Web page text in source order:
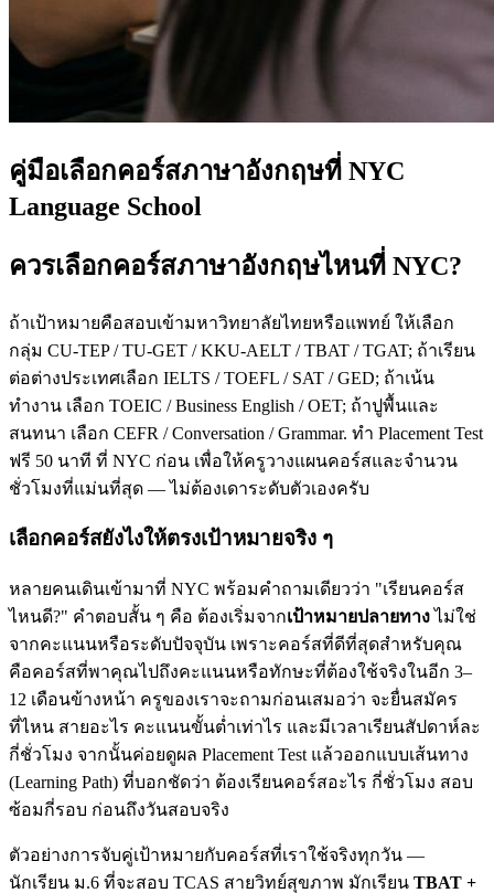
คู่มือเลือกคอร์สภาษาอังกฤษที่ NYC
Language School
ควรเลือกคอร์สภาษาอังกฤษไหนที่ NYC?
ถ้าเป้าหมายคือสอบเข้ามหาวิทยาลัยไทยหรือแพทย์ ให้เลือก
กลุ่ม CU-TEP / TU-GET / KKU-AELT / TBAT / TGAT; ถ้าเรียน
ต่อต่างประเทศเลือก IELTS / TOEFL / SAT / GED; ถ้าเน้น
ทำงาน เลือก TOEIC / Business English / OET; ถ้าปูพื้นและ
สนทนา เลือก CEFR / Conversation / Grammar. ทำ Placement Test
ฟรี 50 นาที ที่ NYC ก่อน เพื่อให้ครูวางแผนคอร์สและจำนวน
ชั่วโมงที่แม่นที่สุด — ไม่ต้องเดาระดับตัวเองครับ
เลือกคอร์สยังไงให้ตรงเป้าหมายจริง ๆ
หลายคนเดินเข้ามาที่ NYC พร้อมคำถามเดียวว่า "เรียนคอร์ส
ไหนดี?" คำตอบสั้น ๆ คือ ต้องเริ่มจากเป้าหมายปลายทางไม่ใช่
จากคะแนนหรือระดับปัจจุบัน เพราะคอร์สที่ดีที่สุดสำหรับคุณ
คือคอร์สที่พาคุณไปถึงคะแนนหรือทักษะที่ต้องใช้จริงในอีก 3–
12 เดือนข้างหน้า ครูของเราจะถามก่อนเสมอว่า จะยื่นสมัคร
ที่ไหน สายอะไร คะแนนขั้นต่ำเท่าไร และมีเวลาเรียนสัปดาห์ละ
กี่ชั่วโมง จากนั้นค่อยดูผล Placement Test แล้วออกแบบเส้นทาง
(Learning Path) ที่บอกชัดว่า ต้องเรียนคอร์สอะไร กี่ชั่วโมง สอบ
ซ้อมกี่รอบ ก่อนถึงวันสอบจริง
ตัวอย่างการจับคู่เป้าหมายกับคอร์สที่เราใช้จริงทุกวัน —
นักเรียน ม.6 ที่จะสอบ TCAS สายวิทย์สุขภาพ มักเรียน TBAT +